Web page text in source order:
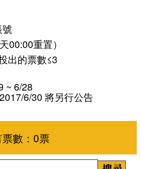
00:00重置）
出的票數≤3
~ 6/28
6/30 將另行公告